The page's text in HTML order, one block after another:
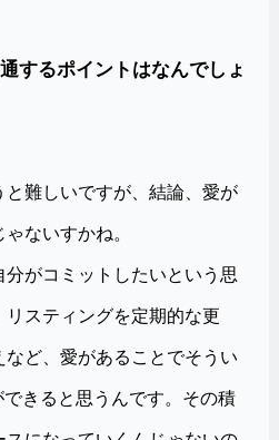
するポイントはなんでしょ
難しいですが、結論、愛が
ないすかね。
がコミットしたいという思
スティングを定期的な更
ど、愛があることでそうい
きると思うんです。その積